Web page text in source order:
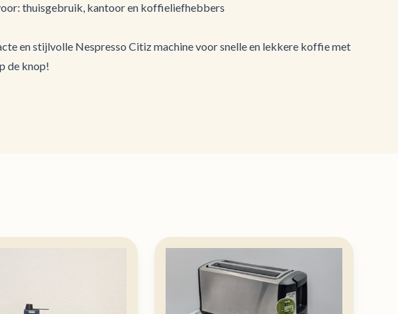
thuisgebruik, kantoor en koffieliefhebbers
en stijlvolle Nespresso Citiz machine voor snelle en lekkere koffie met
de knop!